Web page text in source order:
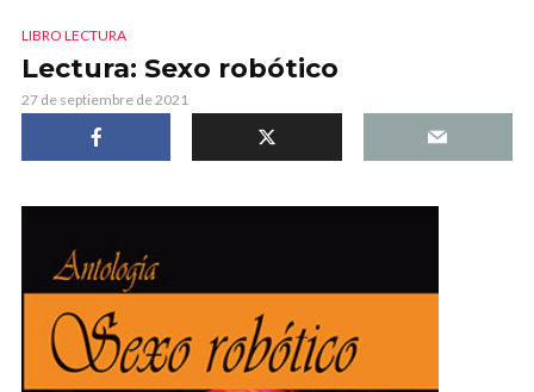
LIBRO LECTURA
Lectura: Sexo robótico
27 de septiembre de 2021